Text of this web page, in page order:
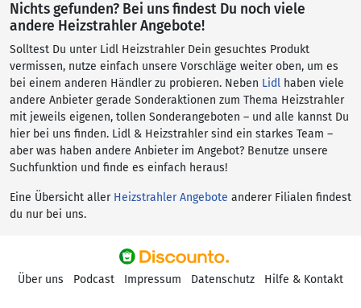
Nichts gefunden? Bei uns findest Du noch viele
andere Heizstrahler Angebote!
Solltest Du unter Lidl Heizstrahler Dein gesuchtes Produkt
vermissen, nutze einfach unsere Vorschläge weiter oben, um es
bei einem anderen Händler zu probieren. Neben Lidl haben viele
andere Anbieter gerade Sonderaktionen zum Thema Heizstrahler
mit jeweils eigenen, tollen Sonderangeboten – und alle kannst Du
hier bei uns finden. Lidl & Heizstrahler sind ein starkes Team –
aber was haben andere Anbieter im Angebot? Benutze unsere
Suchfunktion und finde es einfach heraus!
Eine Übersicht aller Heizstrahler Angebote anderer Filialen findest
du nur bei uns.
Über uns Podcast Impressum Datenschutz Hilfe & Kontakt